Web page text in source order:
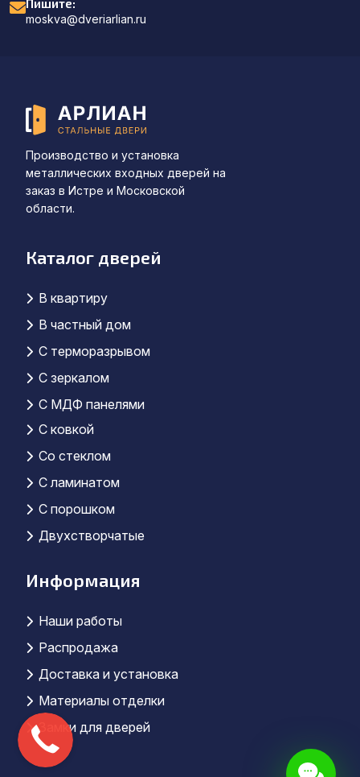
moskva@dveriarlian.ru
Производство и установка
металлических входных дверей на
заказ в Истре и Московской
области.
Каталог дверей
В квартиру
В частный дом
С терморазрывом
С зеркалом
C МДФ панелями
С ковкой
Со стеклом
С ламинатом
С порошком
Двухстворчатые
Информация
Наши работы
Распродажа
Доставка и установка
Материалы отделки
Замки для дверей